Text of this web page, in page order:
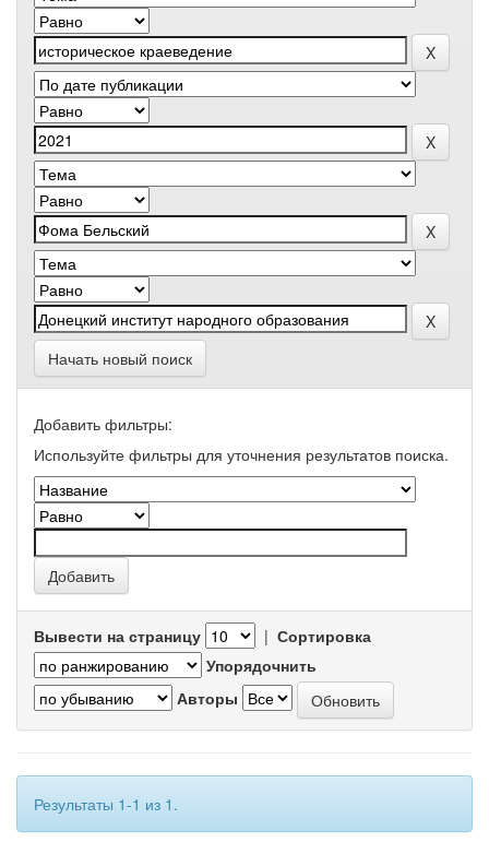
Начать новый поиск
Добавить фильтры:
Используйте фильтры для уточнения результатов поиска.
Вывести на страницу | Сортировка
Упорядочнить
Авторы
Результаты 1-1 из 1.